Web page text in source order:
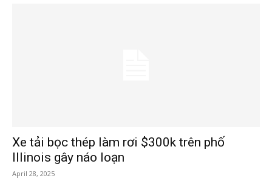
Xe tải bọc thép làm rơi $300k trên phố
Illinois gây náo loạn
April 28, 2025